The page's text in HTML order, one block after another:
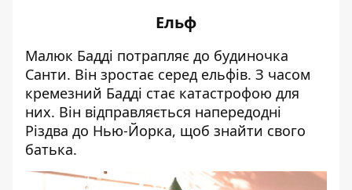
Ельф
Малюк Бадді потрапляє до будиночка
Санти. Він зростає серед ельфів. З часом
кремезний Бадді стає катастрофою для
них. Він відправляється напередодні
Різдва до Нью-Йорка, щоб знайти свого
батька.